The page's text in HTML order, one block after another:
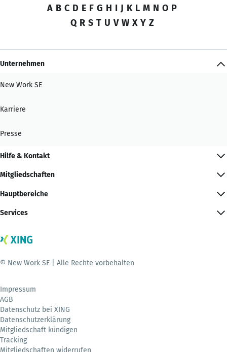
A B C D E F G H I J K L M N O P
Q R S T U V W X Y Z
Unternehmen
New Work SE
Karriere
Presse
Hilfe & Kontakt
Mitgliedschaften
Hauptbereiche
Services
© New Work SE | Alle Rechte vorbehalten
Impressum
AGB
Datenschutz bei XING
Datenschutzerklärung
Mitgliedschaft kündigen
Tracking
Mitgliedschaften widerrufen